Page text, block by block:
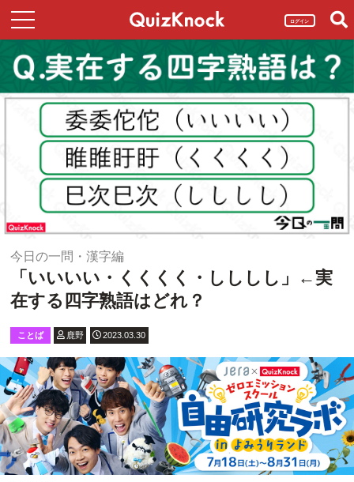
ログイン
今日の一問・漢字編
「いいいい・くくくく・しししし」←実
在する四字熟語はどれ？
ことば 鹿野 2023.03.30